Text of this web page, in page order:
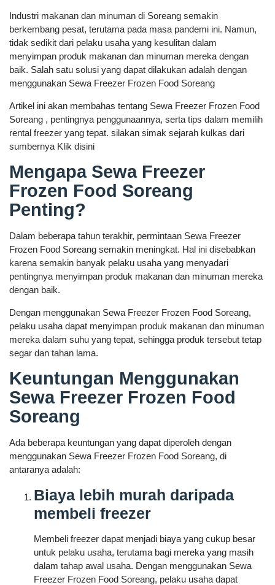
Industri makanan dan minuman di Soreang semakin
berkembang pesat, terutama pada masa pandemi ini. Namun,
tidak sedikit dari pelaku usaha yang kesulitan dalam
menyimpan produk makanan dan minuman mereka dengan
baik. Salah satu solusi yang dapat dilakukan adalah dengan
menggunakan Sewa Freezer Frozen Food Soreang
Artikel ini akan membahas tentang Sewa Freezer Frozen Food
Soreang , pentingnya penggunaannya, serta tips dalam memilih
rental freezer yang tepat. silakan simak sejarah kulkas dari
sumbernya Klik disini
Mengapa Sewa Freezer
Frozen Food Soreang
Penting?
Dalam beberapa tahun terakhir, permintaan Sewa Freezer
Frozen Food Soreang semakin meningkat. Hal ini disebabkan
karena semakin banyak pelaku usaha yang menyadari
pentingnya menyimpan produk makanan dan minuman mereka
dengan baik.
Dengan menggunakan Sewa Freezer Frozen Food Soreang,
pelaku usaha dapat menyimpan produk makanan dan minuman
mereka dalam suhu yang tepat, sehingga produk tersebut tetap
segar dan tahan lama.
Keuntungan Menggunakan
Sewa Freezer Frozen Food
Soreang
Ada beberapa keuntungan yang dapat diperoleh dengan
menggunakan Sewa Freezer Frozen Food Soreang, di
antaranya adalah:
Biaya lebih murah daripada
membeli freezer
Membeli freezer dapat menjadi biaya yang cukup besar
untuk pelaku usaha, terutama bagi mereka yang masih
dalam tahap awal usaha. Dengan menggunakan Sewa
Freezer Frozen Food Soreang, pelaku usaha dapat